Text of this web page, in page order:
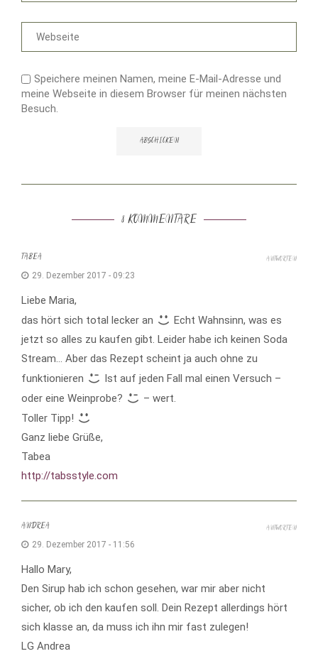
Speichere meinen Namen, meine E-Mail-Adresse und
meine Webseite in diesem Browser für meinen nächsten
Besuch.
8 KOMMENTARE
TABEA
29. Dezember 2017 - 09:23
Liebe Maria,
das hört sich total lecker an
Echt Wahnsinn, was es
jetzt so alles zu kaufen gibt. Leider habe ich keinen Soda
Stream… Aber das Rezept scheint ja auch ohne zu
funktionieren
Ist auf jeden Fall mal einen Versuch –
oder eine Weinprobe?
– wert.
Toller Tipp!
Ganz liebe Grüße,
Tabea
http://tabsstyle.com
ANTWORTEN
ANDREA
29. Dezember 2017 - 11:56
Hallo Mary,
Den Sirup hab ich schon gesehen, war mir aber nicht
sicher, ob ich den kaufen soll. Dein Rezept allerdings hört
sich klasse an, da muss ich ihn mir fast zulegen!
LG Andrea
ANTWORTEN